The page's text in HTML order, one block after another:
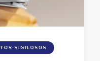
SIGILOSOS